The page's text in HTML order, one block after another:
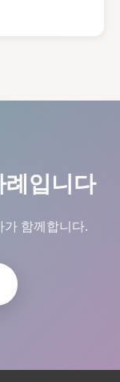
례입니다
가 함께합니다.